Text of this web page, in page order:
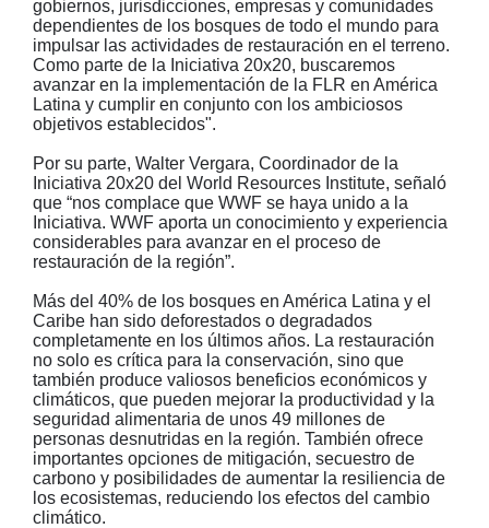
gobiernos, jurisdicciones, empresas y comunidades
dependientes de los bosques de todo el mundo para
impulsar las actividades de restauración en el terreno.
Como parte de la Iniciativa 20x20, buscaremos
avanzar en la implementación de la FLR en América
Latina y cumplir en conjunto con los ambiciosos
objetivos establecidos".
Por su parte, Walter Vergara, Coordinador de la
Iniciativa 20x20 del World Resources Institute, señaló
que “nos complace que WWF se haya unido a la
Iniciativa. WWF aporta un conocimiento y experiencia
considerables para avanzar en el proceso de
restauración de la región”.
Más del 40% de los bosques en América Latina y el
Caribe han sido deforestados o degradados
completamente en los últimos años. La restauración
no solo es crítica para la conservación, sino que
también produce valiosos beneficios económicos y
climáticos, que pueden mejorar la productividad y la
seguridad alimentaria de unos 49 millones de
personas desnutridas en la región. También ofrece
importantes opciones de mitigación, secuestro de
carbono y posibilidades de aumentar la resiliencia de
los ecosistemas, reduciendo los efectos del cambio
climático.